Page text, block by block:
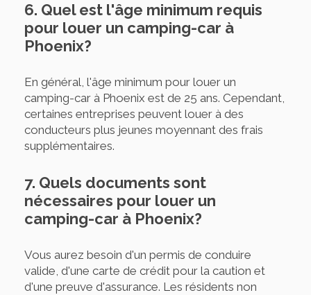
6. Quel est l'âge minimum requis
pour louer un camping-car à
Phoenix?
En général, l'âge minimum pour louer un
camping-car à Phoenix est de 25 ans. Cependant,
certaines entreprises peuvent louer à des
conducteurs plus jeunes moyennant des frais
supplémentaires.
7. Quels documents sont
nécessaires pour louer un
camping-car à Phoenix?
Vous aurez besoin d'un permis de conduire
valide, d'une carte de crédit pour la caution et
d'une preuve d'assurance. Les résidents non